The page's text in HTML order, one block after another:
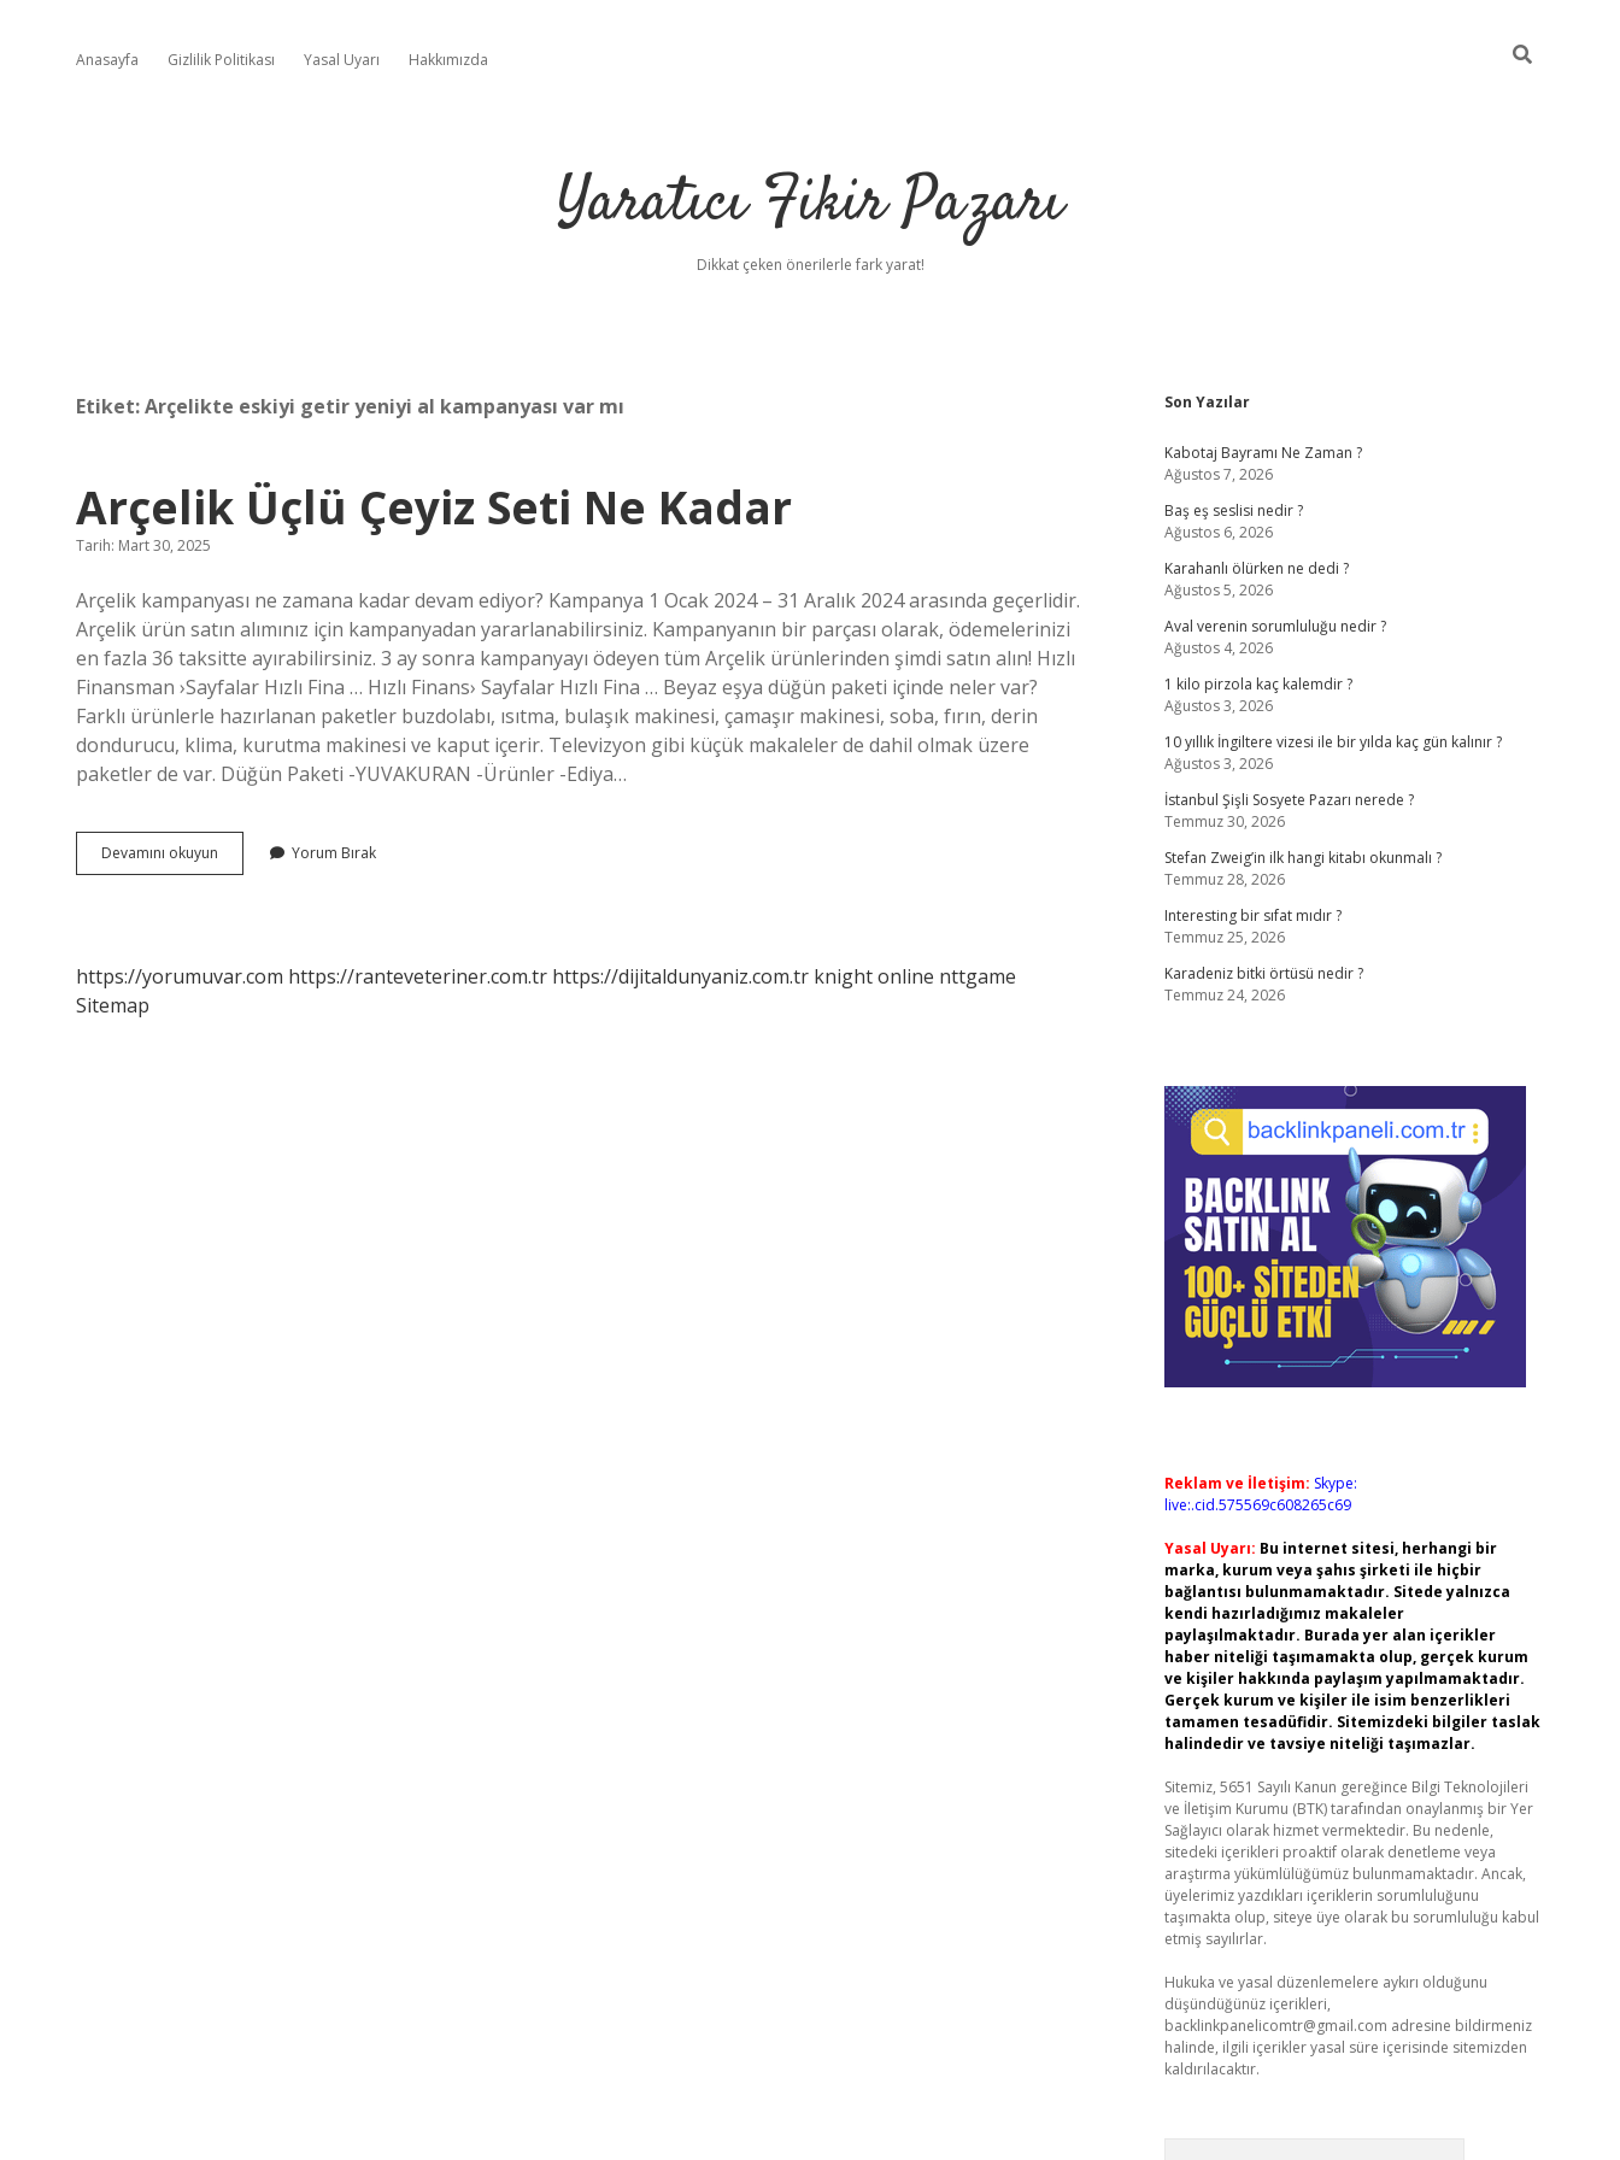
Anasayfa Gizlilik Politikası Yasal Uyarı Hakkımızda
Yaratıcı Fikir Pazarı
Dikkat çeken önerilerle fark yarat!
Etiket:Arçelikte eskiyi getir yeniyi al kampanyası var mı
Arçelik Üçlü Çeyiz Seti Ne Kadar
Tarih: Mart 30, 2025
Arçelik kampanyası ne zamana kadar devam ediyor? Kampanya 1 Ocak 2024 – 31 Aralık 2024 arasında geçerlidir.
Arçelik ürün satın alımınız için kampanyadan yararlanabilirsiniz. Kampanyanın bir parçası olarak, ödemelerinizi
en fazla 36 taksitte ayırabilirsiniz. 3 ay sonra kampanyayı ödeyen tüm Arçelik ürünlerinden şimdi satın alın! Hızlı
Finansman ›Sayfalar Hızlı Fina … Hızlı Finans› Sayfalar Hızlı Fina … Beyaz eşya düğün paketi içinde neler var?
Farklı ürünlerle hazırlanan paketler buzdolabı, ısıtma, bulaşık makinesi, çamaşır makinesi, soba, fırın, derin
dondurucu, klima, kurutma makinesi ve kaput içerir. Televizyon gibi küçük makaleler de dahil olmak üzere
paketler de var. Düğün Paketi -YUVAKURAN -Ürünler -Ediya…
Devamını okuyun
Üçlü
Yorum Bırak
https://yorumuvar.com https://ranteveteriner.com.tr https://dijitaldunyaniz.com.tr knight online nttgame
Sitemap
Sidebar
Son Yazılar
Kabotaj Bayramı Ne Zaman ?
Ağustos 7, 2026
Baş eş seslisi nedir ?
Ağustos 6, 2026
Karahanlı ölürken ne dedi ?
Ağustos 5, 2026
Aval verenin sorumluluğu nedir ?
Ağustos 4, 2026
1 kilo pirzola kaç kalemdir ?
Ağustos 3, 2026
10 yıllık İngiltere vizesi ile bir yılda kaç gün kalınır ?
Ağustos 3, 2026
İstanbul Şişli Sosyete Pazarı nerede ?
Temmuz 30, 2026
Stefan Zweig’in ilk hangi kitabı okunmalı ?
Temmuz 28, 2026
Interesting bir sıfat mıdır ?
Temmuz 25, 2026
Karadeniz bitki örtüsü nedir ?
Temmuz 24, 2026
Reklam ve İletişim: Skype:
live:.cid.575569c608265c69
Yasal Uyarı: Bu internet sitesi, herhangi bir
marka, kurum veya şahıs şirketi ile hiçbir
bağlantısı bulunmamaktadır. Sitede yalnızca
kendi hazırladığımız makaleler
paylaşılmaktadır. Burada yer alan içerikler
haber niteliği taşımamakta olup, gerçek kurum
ve kişiler hakkında paylaşım yapılmamaktadır.
Gerçek kurum ve kişiler ile isim benzerlikleri
tamamen tesadüfidir. Sitemizdeki bilgiler taslak
halindedir ve tavsiye niteliği taşımazlar.
Sitemiz, 5651 Sayılı Kanun gereğince Bilgi Teknolojileri
ve İletişim Kurumu (BTK) tarafından onaylanmış bir Yer
Sağlayıcı olarak hizmet vermektedir. Bu nedenle,
sitedeki içerikleri proaktif olarak denetleme veya
araştırma yükümlülüğümüz bulunmamaktadır. Ancak,
üyelerimiz yazdıkları içeriklerin sorumluluğunu
taşımakta olup, siteye üye olarak bu sorumluluğu kabul
etmiş sayılırlar.
Hukuka ve yasal düzenlemelere aykırı olduğunu
düşündüğünüz içerikleri,
backlinkpanelicomtr@gmail.com adresine bildirmeniz
halinde, ilgili içerikler yasal süre içerisinde sitemizden
kaldırılacaktır.